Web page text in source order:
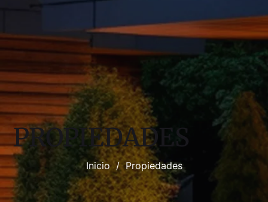
PROPIEDADES
Inicio / Propiedades